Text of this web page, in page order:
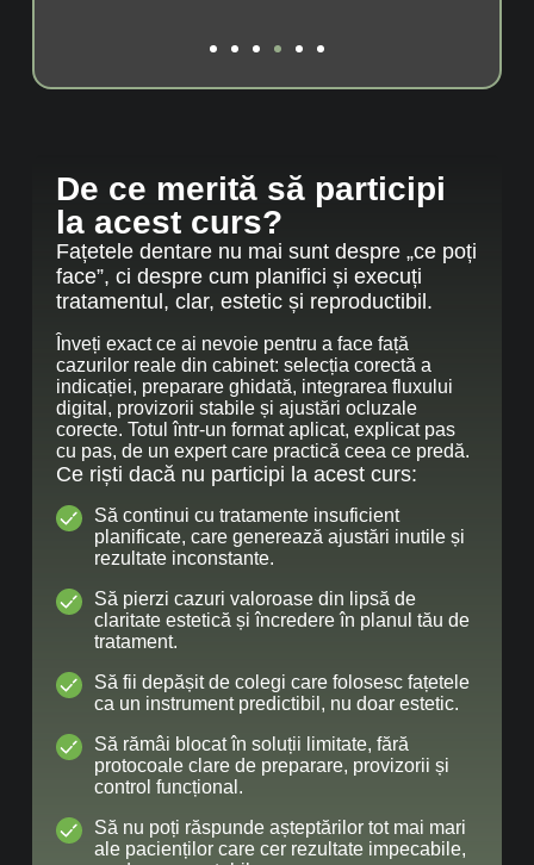
De ce merită să participi
la acest curs?
Fațetele dentare nu mai sunt despre „ce poți
face”, ci despre cum planifici și execuți
tratamentul, clar, estetic și reproductibil.
Înveți exact ce ai nevoie pentru a face față
cazurilor reale din cabinet: selecția corectă a
indicației, preparare ghidată, integrarea fluxului
digital, provizorii stabile și ajustări ocluzale
corecte. Totul într-un format aplicat, explicat pas
cu pas, de un expert care practică ceea ce predă.
Ce riști dacă nu participi la acest curs:
Să continui cu tratamente insuficient
planificate, care generează ajustări inutile și
rezultate inconstante.
Să pierzi cazuri valoroase din lipsă de
claritate estetică și încredere în planul tău de
tratament.
Să fii depășit de colegi care folosesc fațetele
ca un instrument predictibil, nu doar estetic.
Să rămâi blocat în soluții limitate, fără
protocoale clare de preparare, provizorii și
control funcțional.
Să nu poți răspunde așteptărilor tot mai mari
ale pacienților care cer rezultate impecabile,